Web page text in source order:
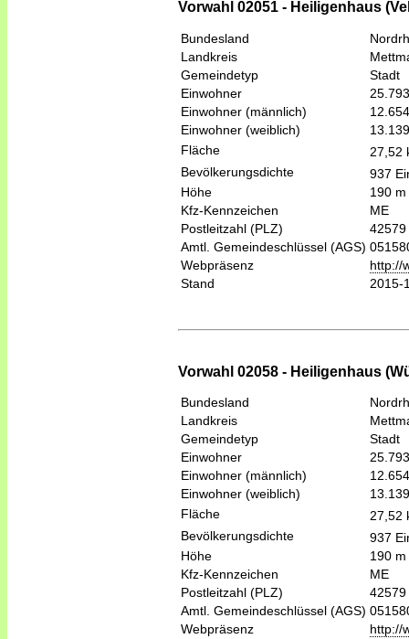
Vorwahl 02051 - Heiligenhaus
Bundesland
Landkreis
Gemeindetyp
Stadt
Einwohner
25.793
Einwohner (männlich)
12.654
Einwohner (weiblich)
13.139
Fläche
27,52
Bevölkerungsdichte
937
Höhe
190
Kfz-Kennzeichen
ME
Postleitzahl (PLZ)
42579
Amtl. Gemeindeschlüssel (AGS)
Webpräsenz
http://
Stand
2015-
Vorwahl 02058 - Heiligenhaus
Bundesland
Landkreis
Gemeindetyp
Stadt
Einwohner
25.793
Einwohner (männlich)
12.654
Einwohner (weiblich)
13.139
Fläche
27,52
Bevölkerungsdichte
937
Höhe
190
Kfz-Kennzeichen
ME
Postleitzahl (PLZ)
42579
Amtl. Gemeindeschlüssel (AGS)
Webpräsenz
http://